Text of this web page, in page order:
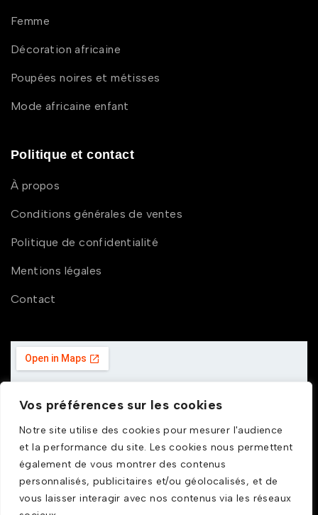
Vos préférences sur les cookies
Notre site utilise des cookies pour mesurer l'audience
et la performance du site. Les cookies nous permettent
également de vous montrer des contenus
personnalisés, publicitaires et/ou géolocalisés, et de
vous laisser interagir avec nos contenus via les réseaux
Femme
Décoration africaine
Poupées noires et métisses
Mode africaine enfant
Politique et contact
À propos
Conditions générales de ventes
Politique de confidentialité
Mentions légales
Contact